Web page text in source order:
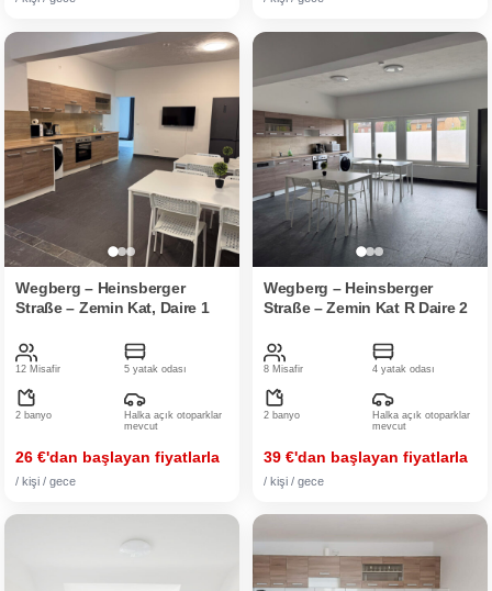
Wegberg – Heinsberger
Straße – Zemin Kat, Daire 1
12 Misafir 5 yatak odası
2 banyo
Halka açık otoparklar
mevcut
26 €'dan başlayan fiyatlarla
/ kişi / gece
Wegberg – Heinsberger
Straße – Zemin Kat R Daire 2
8 Misafir 4 yatak odası
2 banyo
Halka açık otoparklar
mevcut
39 €'dan başlayan fiyatlarla
/ kişi / gece